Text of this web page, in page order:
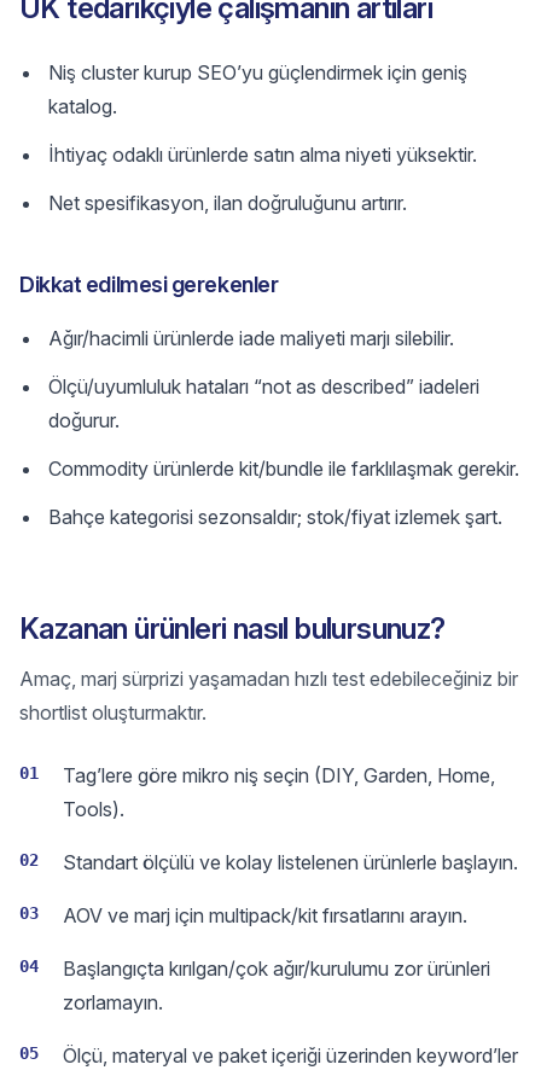
UK tedarikçiyle çalışmanın artıları
Niş cluster kurup SEO’yu güçlendirmek için geniş
katalog.
İhtiyaç odaklı ürünlerde satın alma niyeti yüksektir.
Net spesifikasyon, ilan doğruluğunu artırır.
Dikkat edilmesi gerekenler
Ağır/hacimli ürünlerde iade maliyeti marjı silebilir.
Ölçü/uyumluluk hataları “not as described” iadeleri
doğurur.
Commodity ürünlerde kit/bundle ile farklılaşmak gerekir.
Bahçe kategorisi sezonsaldır; stok/fiyat izlemek şart.
Kazanan ürünleri nasıl bulursunuz?
Amaç, marj sürprizi yaşamadan hızlı test edebileceğiniz bir
shortlist oluşturmaktır.
01
Tag’lere göre mikro niş seçin (DIY, Garden, Home,
Tools).
02 Standart ölçülü ve kolay listelenen ürünlerle başlayın.
03 AOV ve marj için multipack/kit fırsatlarını arayın.
04
Başlangıçta kırılgan/çok ağır/kurulumu zor ürünleri
zorlamayın.
05
Ölçü, materyal ve paket içeriği üzerinden keyword’ler